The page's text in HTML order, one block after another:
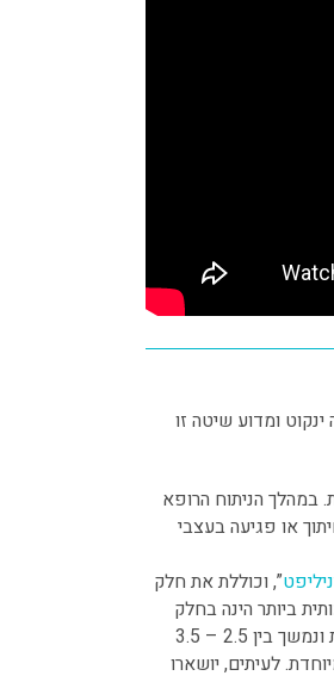
ומדוע שיטה זו
במהלך הניתוח הרופא
או פגיעה בעצבי
”, וכוללת את חלק
ביותר הינה בחלק
התחתון של הפנים וקו הלסת. ניתוח המתיחה מתבצע בדרך כלל בהרדמה מקומית ונמשך בין 2.5 – 3.5
לעיתים, יושארו